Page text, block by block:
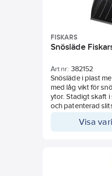
FISKARS
Snösläde
Art nr: 382152
Snösläde i plast
med låg vikt för
ytor. Stadigt skaft
och patenterad
ergonomi och
Visa